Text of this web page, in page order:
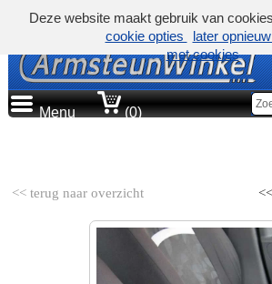
Menu (0)
<< terug naar overzicht
Deze website maakt gebruik van
cookie opties
later
met cookies